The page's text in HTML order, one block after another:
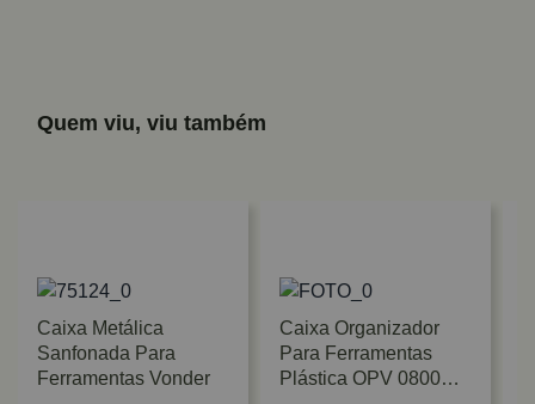
Quem viu, viu também
Caixa Metálica
Sanfonada Para
Ferramentas Vonder
Caixa Organizador
Para Ferramentas
Plástica OPV 0800